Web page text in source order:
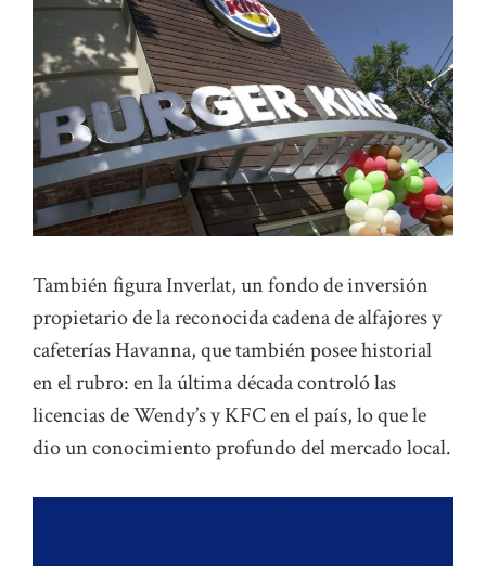
También figura Inverlat, un fondo de inversión
propietario de la reconocida cadena de alfajores y
cafeterías Havanna, que también posee historial
en el rubro: en la última década controló las
licencias de Wendy’s y KFC en el país, lo que le
dio un conocimiento profundo del mercado local.